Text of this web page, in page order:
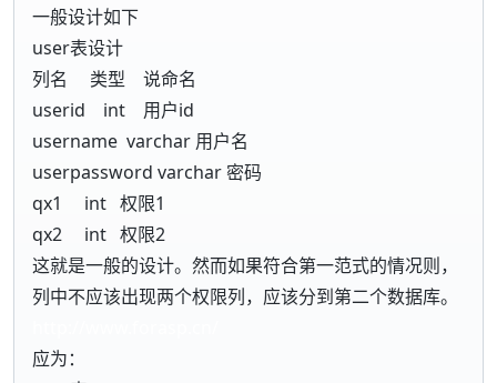
一般设计如下
user表设计
列名 类型 说命名
userid int 用户id
username varchar 用户名
userpassword varchar 密码
qx1 int 权限1
qx2 int 权限2
这就是一般的设计。然而如果符合第一范式的情况则，
列中不应该出现两个权限列，应该分到第二个数据库。
应为：